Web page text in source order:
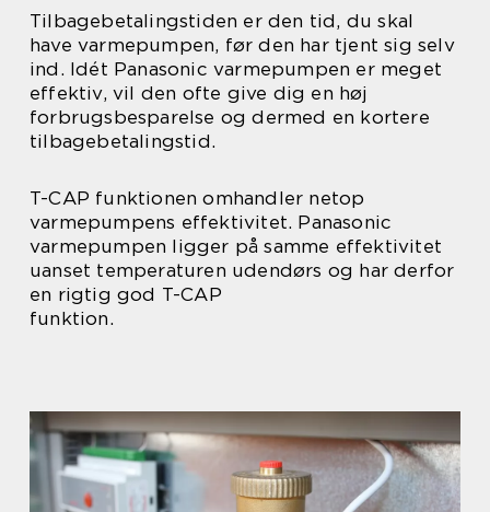
Tilbagebetalingstiden er den tid, du skal
have varmepumpen, før den har tjent sig selv
ind. Idét Panasonic varmepumpen er meget
effektiv, vil den ofte give dig en høj
forbrugsbesparelse og dermed en kortere
tilbagebetalingstid.
T-CAP funktionen omhandler netop
varmepumpens effektivitet. Panasonic
varmepumpen ligger på samme effektivitet
uanset temperaturen udendørs og har derfor
en rigtig god T-CAP
funktion.